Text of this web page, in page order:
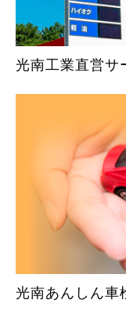
光南工業直営サ
光南あんしん車